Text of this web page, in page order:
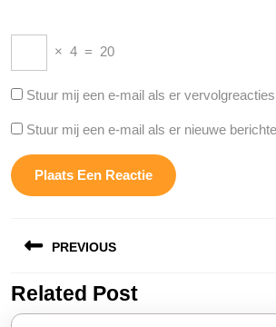
× 4 = 20
Stuur mij een e-mail als er
Stuur mij een e-mail als er nieuwe
PREVIOUS
Vorige
bericht:
bericht:
Related Post